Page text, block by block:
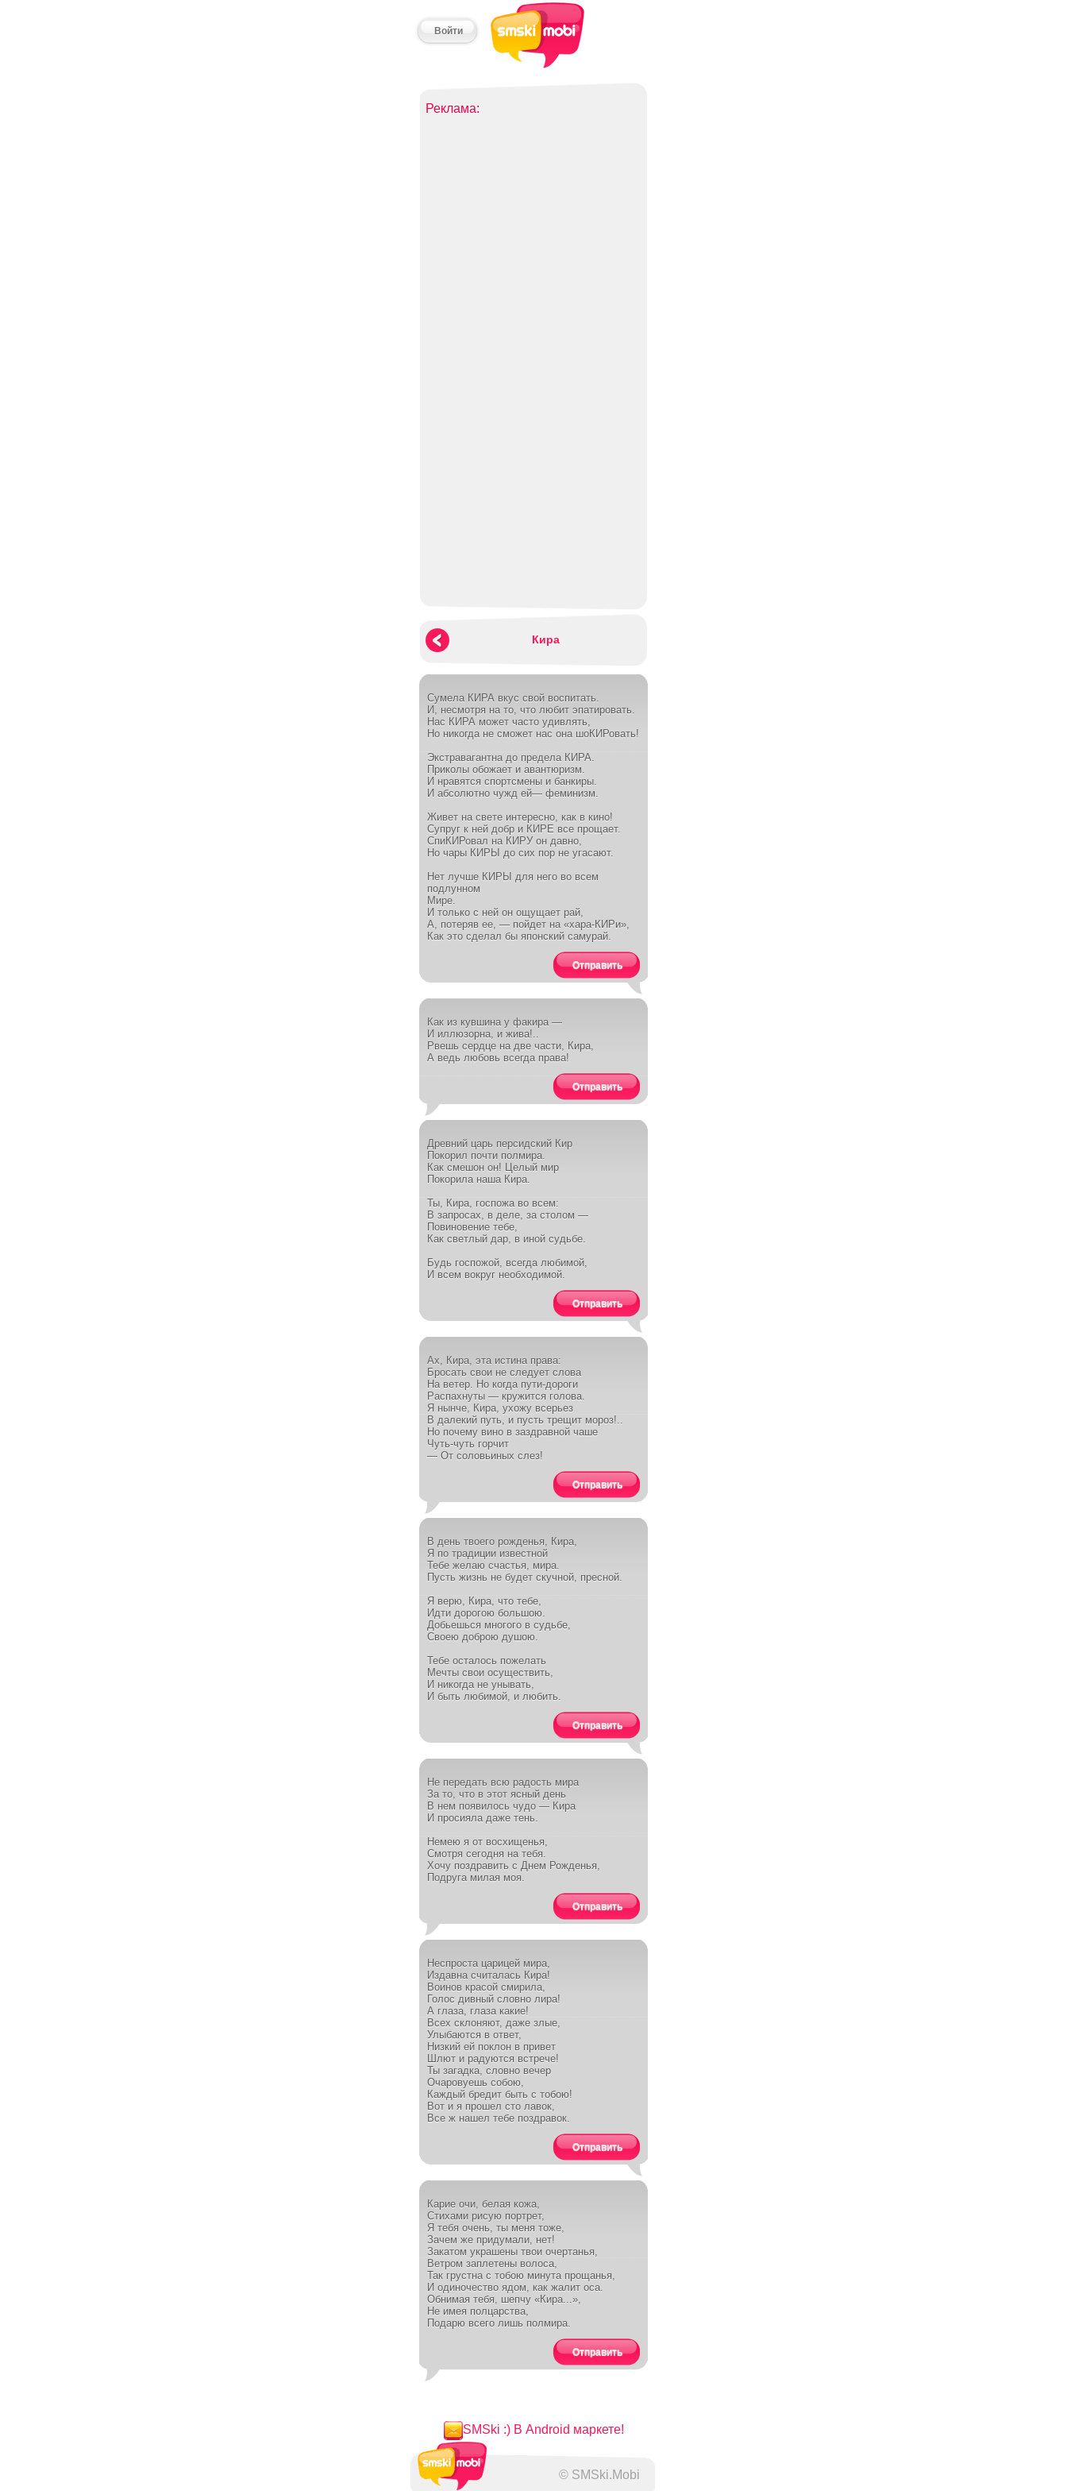
Войти
Реклама:
Кира
Сумела КИРА вкус свой воспитать.
И, несмотря на то, что любит эпатировать.
Нас КИРА может часто удивлять,
Но никогда не сможет нас она шоКИРовать!
Экстравагантна до предела КИРА.
Приколы обожает и авантюризм.
И нравятся спортсмены и банкиры.
И абсолютно чужд ей— феминизм.
Живет на свете интересно, как в кино!
Супруг к ней добр и КИРЕ все прощает.
СпиКИРовал на КИРУ он давно,
Но чары КИРЫ до сих пор не угасают.
Нет лучше КИРЫ для него во всем
подлунном
Мире.
И только с ней он ощущает рай,
А, потеряв ее, — пойдет на «хара-КИРи»,
Как это сделал бы японский самурай.
Отправить
Как из кувшина у факира —
И иллюзорна, и жива!..
Рвешь сердце на две части, Кира,
А ведь любовь всегда права!
Отправить
Древний царь персидский Кир
Покорил почти полмира.
Как смешон он! Целый мир
Покорила наша Кира.
Ты, Кира, госпожа во всем:
В запросах, в деле, за столом —
Повиновение тебе,
Как светлый дар, в иной судьбе.
Будь госпожой, всегда любимой,
И всем вокруг необходимой.
Отправить
Ах, Кира, эта истина права:
Бросать свои не следует слова
На ветер. Но когда пути-дороги
Распахнуты — кружится голова.
Я нынче, Кира, ухожу всерьез
В далекий путь, и пусть трещит мороз!..
Но почему вино в заздравной чаше
Чуть-чуть горчит
— От соловьиных слез!
Отправить
В день твоего рожденья, Кира,
Я по традиции известной
Тебе желаю счастья, мира.
Пусть жизнь не будет скучной, пресной.
Я верю, Кира, что тебе,
Идти дорогою большою.
Добьешься многого в судьбе,
Своею доброю душою.
Тебе осталось пожелать
Мечты свои осуществить,
И никогда не унывать,
И быть любимой, и любить.
Отправить
Не передать всю радость мира
За то, что в этот ясный день
В нем появилось чудо — Кира
И просияла даже тень.
Немею я от восхищенья,
Смотря сегодня на тебя.
Хочу поздравить с Днем Рожденья,
Подруга милая моя.
Отправить
Неспроста царицей мира,
Издавна считалась Кира!
Воинов красой смирила,
Голос дивный словно лира!
А глаза, глаза какие!
Всех склоняют, даже злые,
Улыбаются в ответ,
Низкий ей поклон в привет
Шлют и радуются встрече!
Ты загадка, словно вечер
Очаровуешь собою,
Каждый бредит быть с тобою!
Вот и я прошел сто лавок,
Все ж нашел тебе поздравок.
Отправить
Карие очи, белая кожа,
Стихами рисую портрет,
Я тебя очень, ты меня тоже,
Зачем же придумали, нет!
Закатом украшены твои очертанья,
Ветром заплетены волоса,
Так грустна с тобою минута прощанья,
И одиночество ядом, как жалит оса.
Обнимая тебя, шепчу «Кира...»,
Не имея полцарства,
Подарю всего лишь полмира.
Отправить
SMSki :) В Android маркете!
© SMSki.Mobi